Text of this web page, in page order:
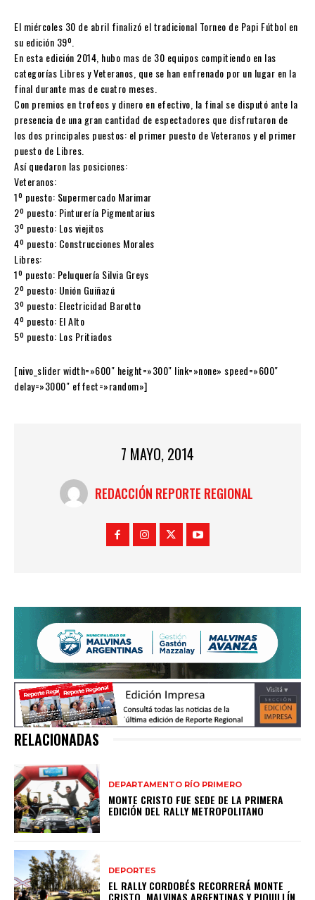
El miércoles 30 de abril finalizó el tradicional Torneo de Papi Fútbol en
su edición 39º.
En esta edición 2014, hubo mas de 30 equipos compitiendo en las
categorías Libres y Veteranos, que se han enfrenado por un lugar en la
final durante mas de cuatro meses.
Con premios en trofeos y dinero en efectivo, la final se disputó ante la
presencia de una gran cantidad de espectadores que disfrutaron de
los dos principales puestos: el primer puesto de Veteranos y el primer
puesto de Libres.
Así quedaron las posiciones:
Veteranos:
1º puesto: Supermercado Marimar
2º puesto: Pinturería Pigmentarius
3º puesto: Los viejitos
4º puesto: Construcciones Morales
Libres:
1º puesto: Peluquería Silvia Greys
2º puesto: Unión Guiñazú
3º puesto: Electricidad Barotto
4º puesto: El Alto
5º puesto: Los Pritiados
[nivo_slider width=»600″ height=»300″ link=»none» speed=»600″
delay=»3000″ effect=»random»]
7 MAYO, 2014
REDACCIÓN REPORTE REGIONAL
RELACIONADAS
DEPARTAMENTO RÍO PRIMERO
MONTE CRISTO FUE SEDE DE LA PRIMERA
EDICIÓN DEL RALLY METROPOLITANO
DEPORTES
EL RALLY CORDOBÉS RECORRERÁ MONTE
CRISTO, MALVINAS ARGENTINAS Y PIQUILLÍN